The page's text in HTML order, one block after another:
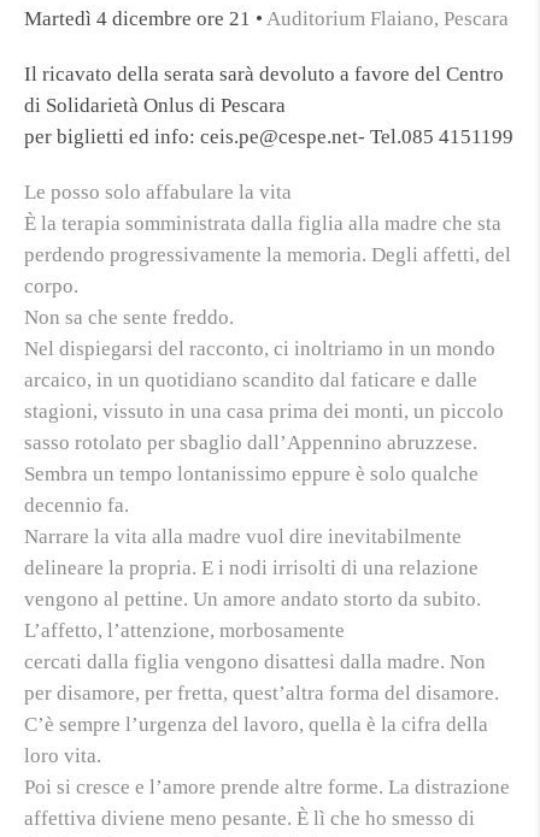
Martedì 4 dicembre ore 21 • Auditorium Flaiano, Pescara
Il ricavato della serata sarà devoluto a favore del Centro
di Solidarietà Onlus di Pescara
per biglietti ed info: ceis.pe@cespe.net- Tel.085 4151199
Le posso solo affabulare la vita
È la terapia somministrata dalla figlia alla madre che sta
perdendo progressivamente la memoria. Degli affetti, del
corpo.
Non sa che sente freddo.
Nel dispiegarsi del racconto, ci inoltriamo in un mondo
arcaico, in un quotidiano scandito dal faticare e dalle
stagioni, vissuto in una casa prima dei monti, un piccolo
sasso rotolato per sbaglio dall’Appennino abruzzese.
Sembra un tempo lontanissimo eppure è solo qualche
decennio fa.
Narrare la vita alla madre vuol dire inevitabilmente
delineare la propria. E i nodi irrisolti di una relazione
vengono al pettine. Un amore andato storto da subito.
L’affetto, l’attenzione, morbosamente
cercati dalla figlia vengono disattesi dalla madre. Non
per disamore, per fretta, quest’altra forma del disamore.
C’è sempre l’urgenza del lavoro, quella è la cifra della
loro vita.
Poi si cresce e l’amore prende altre forme. La distrazione
affettiva diviene meno pesante. È lì che ho smesso di